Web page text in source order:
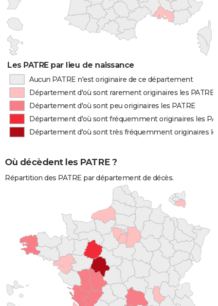
Les PATRE par lieu de naissance
Aucun PATRE n'est originaire de ce département
Département d'où sont rarement originaires les PATRE
Département d'où sont peu originaires les PATRE
Département d'où sont fréquemment originaires les
Département d'où sont très fréquemment originaires
Où décèdent les PATRE ?
Répartition des PATRE par département de décès.